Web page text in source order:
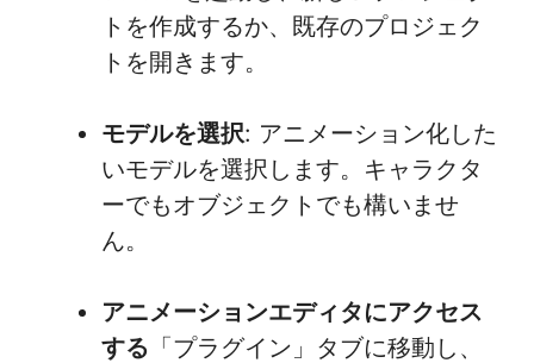
トを作成するか、既存のプロジェク
トを開きます。
モデルを選択: アニメーション化した
いモデルを選択します。キャラクタ
ーでもオブジェクトでも構いませ
ん。
アニメーションエディタにアクセス
する 「プラグイン」タブに移動し、